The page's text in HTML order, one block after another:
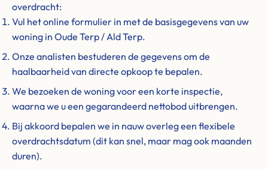
overdracht:
Vul het online formulier in met de basisgegevens van uw
woning in Oude Terp / Ald Terp.
Onze analisten bestuderen de gegevens om de
haalbaarheid van directe opkoop te bepalen.
We bezoeken de woning voor een korte inspectie,
waarna we u een gegarandeerd nettobod uitbrengen.
Bij akkoord bepalen we in nauw overleg een flexibele
overdrachtsdatum (dit kan snel, maar mag ook maanden
duren).